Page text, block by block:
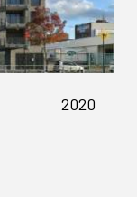
2020